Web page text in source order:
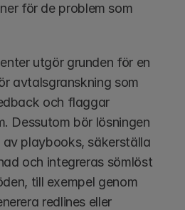
för de problem som
utgör grunden för en
avtalsgranskning som
och flaggar
Dessutom bör lösningen
playbooks, säkerställa
och integreras sömlöst
till exempel genom
redlines eller